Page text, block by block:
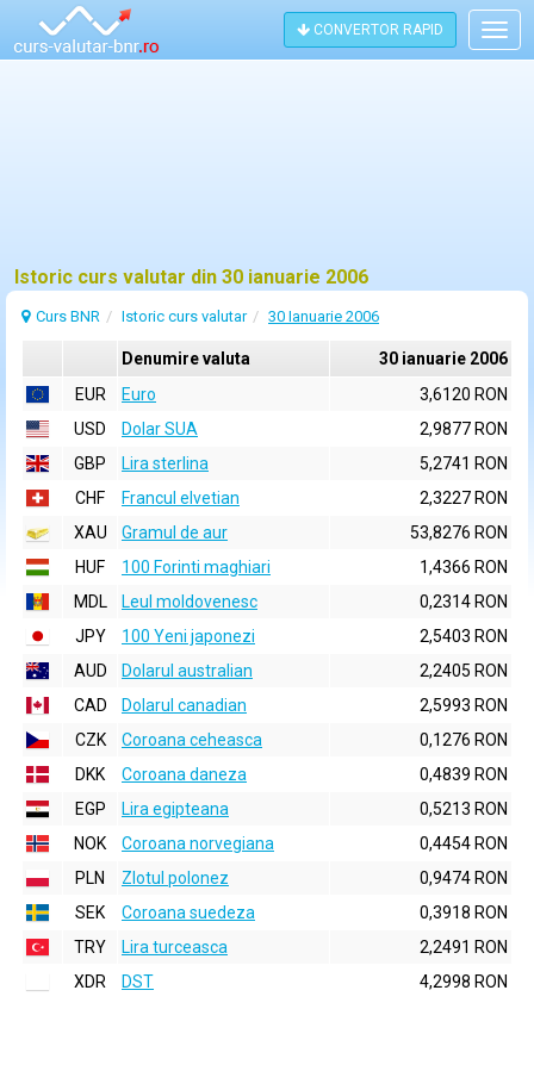
CONVERTOR RAPID
Istoric curs valutar din 30 ianuarie 2006
Curs BNR Istoric curs valutar 30 Ianuarie 2006
Denumire valuta
30 ianuarie 2006
EUR
Euro
3,6120 RON
USD
Dolar SUA
2,9877 RON
GBP
Lira sterlina
5,2741 RON
CHF
Francul elvetian
2,3227 RON
XAU
Gramul de aur
53,8276 RON
HUF
100 Forinti maghiari
1,4366 RON
MDL
Leul moldovenesc
0,2314 RON
JPY
100 Yeni japonezi
2,5403 RON
AUD
Dolarul australian
2,2405 RON
CAD
Dolarul canadian
2,5993 RON
CZK
Coroana ceheasca
0,1276 RON
DKK
Coroana daneza
0,4839 RON
EGP
Lira egipteana
0,5213 RON
NOK
Coroana norvegiana
0,4454 RON
PLN
Zlotul polonez
0,9474 RON
SEK
Coroana suedeza
0,3918 RON
TRY
Lira turceasca
2,2491 RON
XDR
DST 4,2998 RON